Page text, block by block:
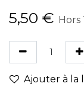
5,50 € Hors
Ajouter à la